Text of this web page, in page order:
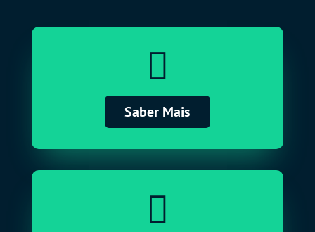

Saber Mais
